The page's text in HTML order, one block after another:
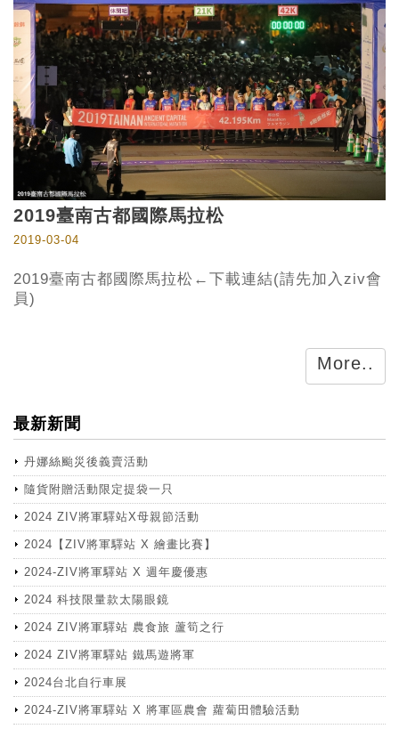
2019臺南古都國際馬拉松
2019-03-04
2019臺南古都國際馬拉松←下載連結(請先加入ziv會
員)
More..
最新新聞
丹娜絲颱災後義賣活動
隨貨附贈活動限定提袋一只
2024 ZIV將軍驛站X母親節活動
2024【ZIV將軍驛站 X 繪畫比賽】
2024-ZIV將軍驛站 X 週年慶優惠
2024 科技限量款太陽眼鏡
2024 ZIV將軍驛站 農食旅 蘆筍之行
2024 ZIV將軍驛站 鐵馬遊將軍
2024台北自行車展
2024-ZIV將軍驛站 X 將軍區農會 蘿蔔田體驗活動